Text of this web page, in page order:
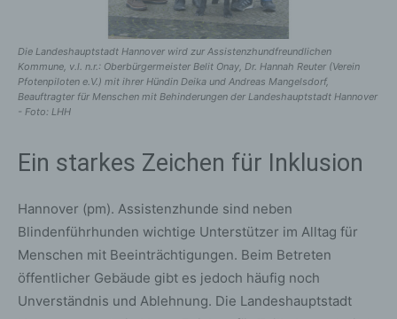
Die Landeshauptstadt Hannover wird zur Assistenzhundfreundlichen
Kommune, v.l. n.r.: Oberbürgermeister Belit Onay, Dr. Hannah Reuter (Verein
Pfotenpiloten e.V.) mit ihrer Hündin Deika und Andreas Mangelsdorf,
Beauftragter für Menschen mit Behinderungen der Landeshauptstadt Hannover
- Foto: LHH
Ein starkes Zeichen für Inklusion
Hannover (pm). Assistenzhunde sind neben
Blindenführhunden wichtige Unterstützer im Alltag für
Menschen mit Beeinträchtigungen. Beim Betreten
öffentlicher Gebäude gibt es jedoch häufig noch
Unverständnis und Ablehnung. Die Landeshauptstadt